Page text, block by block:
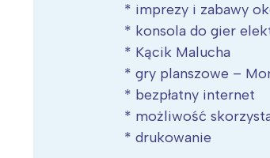
* imprezy i zabawy
* konsola do gier
* Kącik Malucha
* gry planszowe –
* bezpłatny internet
* możliwość
* drukowanie